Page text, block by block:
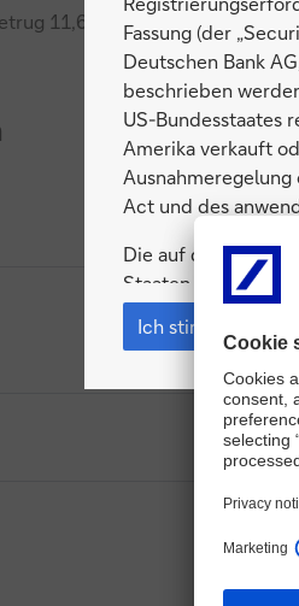
11,65 Euro je Aktie. 98,9
Fassung (der
Deutschen Bank
beschrieben
US-Bundesstaates
Amerika verkauft
Act und des
Die auf dieser
Staaten von
(Regulation S)
In den Vereinigten
eines bei der US
von Amerika
den in dem
der Deutschen
oder noch
unentgeltlich über
Bank AG, die
Ich stimme zu